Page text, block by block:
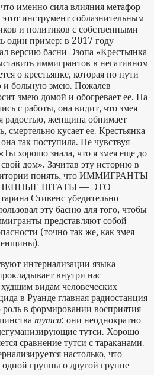
именно сила влияния метафор
инструмент соблазнительным
и политиков с собственными
один пример: в 2017 году
версию басни Эзопа «Крестьянка
иммигрантов в негативном
о крестьянке, которая по пути
и больную змею. Пожалев
змею домой и обогревает ее. На
с работы, она видит, что змея
радостью, женщина обнимает
смертельно кусает ее. Крестьянка
так поступила. Не чувствуя
хорошо знала, что я змея еще до
дом». Зачитав эту историю в
понять, что ИММИГРАНТЫ
ШТАТЫ — ЭТО
Стивенс убедительно
эту басню для того, чтобы
представляют собой
(точно так же, как змея
интернализации языка
внутри нас
видам человеческих
в Руанде главная радиостанция
в формировании восприятия
тутси: они неоднократно
тутси. Хорошо
сравнение тутси с тараканами.
настолько, что
группы о другой группе